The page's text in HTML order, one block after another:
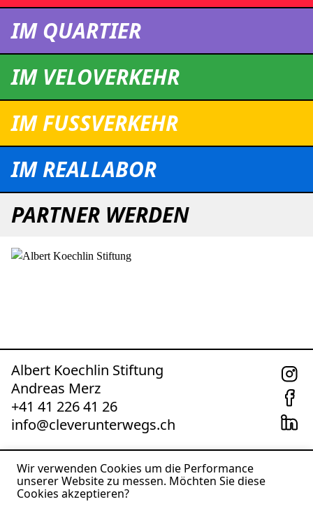
IM QUARTIER
IM VELOVERKEHR
IM FUSSVERKEHR
IM REALLABOR
PARTNER WERDEN
Albert Koechlin Stiftung
Andreas Merz
+41 41 226 41 26
info@cleverunterwegs.ch
Newsletter
Impressum &
Datenschutz
Wir verwenden Cookies um die Performance
unserer Website zu messen. Möchten Sie diese
Cookies akzeptieren?